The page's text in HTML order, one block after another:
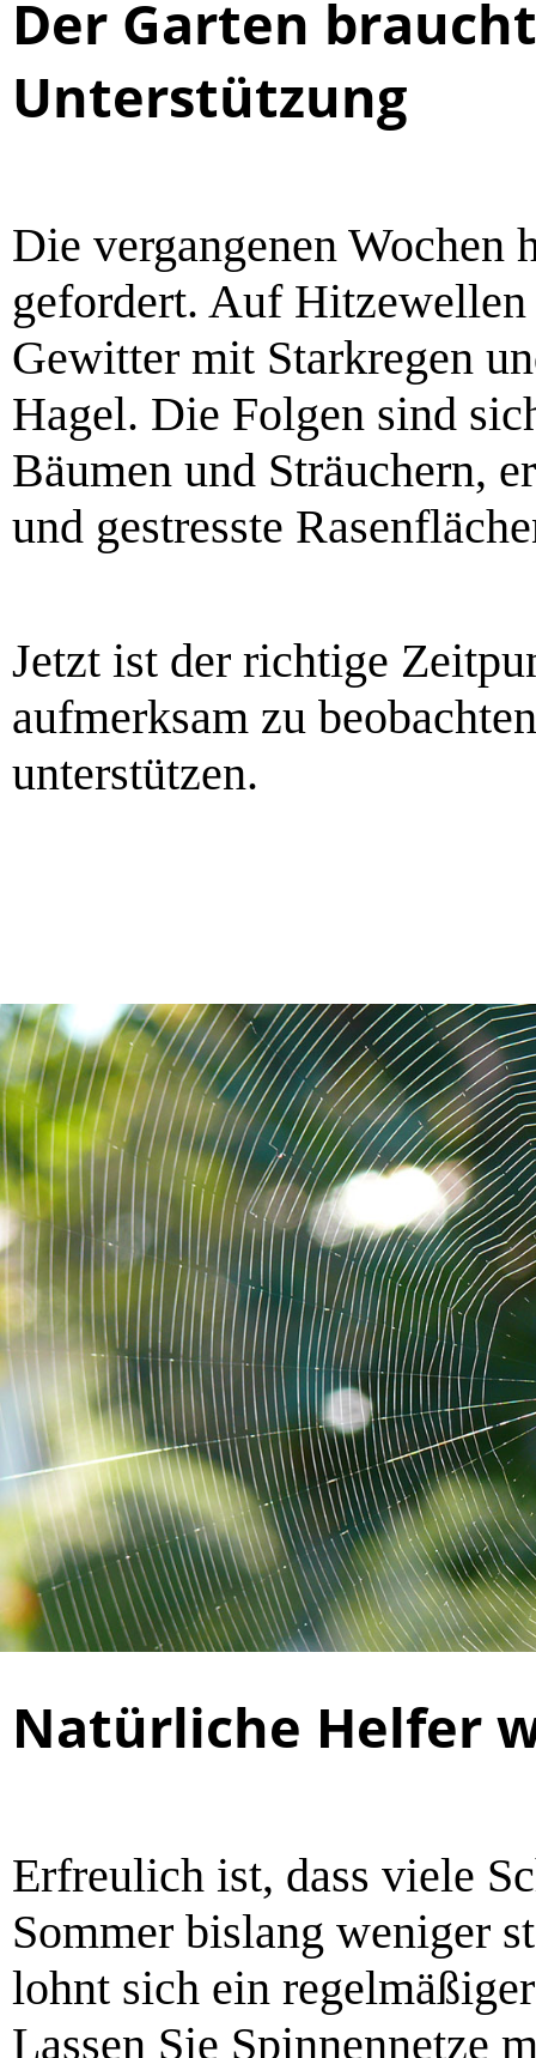
Der Garten
Unterstützung
Die vergangenen Wochen
gefordert. Auf
Gewitter mit Starkregen
Hagel. Die Folgen sind
Bäumen und Sträuchern,
und gestresste
Jetzt ist der richtige
aufmerksam zu
unterstützen.
Natürliche Helfer
Erfreulich ist, dass viele
Sommer bislang weniger
lohnt sich ein
Lassen Sie Spinnennetze